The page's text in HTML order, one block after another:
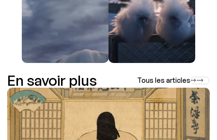
En savoir plus Tous les articles